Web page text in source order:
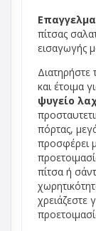
πίτσας
εισαγωγής
Διατηρήστε
και έτοιμα
ψυγείο
πόρτας,
προσφέρει
πίτσα ή
χρειάζεστε